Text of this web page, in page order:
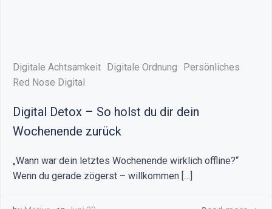
Digitale Achtsamkeit Digitale Ordnung
Persönliches
Red Nose Digital
Digital Detox – So holst du dir dein
Wochenende zurück
„Wann war dein letztes Wochenende wirklich offline?“
Wenn du gerade zögerst – willkommen […]